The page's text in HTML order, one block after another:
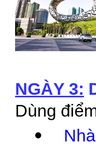
NGÀY 3:
Dùng